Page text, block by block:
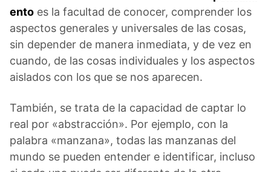
ento es la facultad de conocer, comprender los
aspectos generales y universales de las cosas,
sin depender de manera inmediata, y de vez en
cuando, de las cosas individuales y los aspectos
aislados con los que se nos aparecen.
También, se trata de la capacidad de captar lo
real por «abstracción». Por ejemplo, con la
palabra «manzana», todas las manzanas del
mundo se pueden entender e identificar, incluso